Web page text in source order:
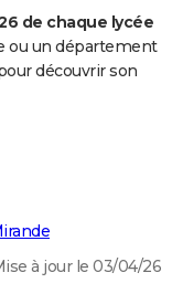
de chaque lycée
ou un département
découvrir son
à jour le 03/04/26